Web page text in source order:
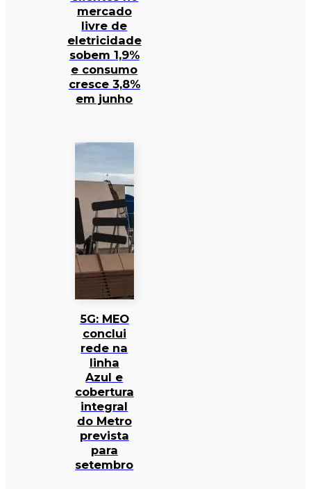
mercado
livre de
eletricidade
sobem 1,9%
e consumo
cresce 3,8%
em junho
5G: MEO
conclui
rede na
linha
Azul e
cobertura
integral
do Metro
prevista
para
setembro